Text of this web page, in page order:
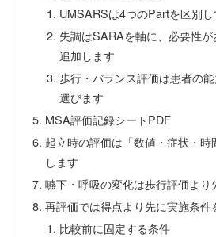
UMSARSは4つのPartを区別
失調はSARAを軸に、必要性
追加します
歩行・バランス評価は患者の
選びます
MSA評価記録シートPDF
起立時の評価は「数値・症状・
します
嚥下・呼吸の変化は歩行評価より
再評価では得点より先に実施条件
比較前に固定する条件